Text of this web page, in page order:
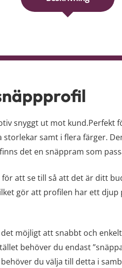
snyggt ut mot
samt i flera färger.
det en snäppram som
att se till så att det är ditt
gör att profilen har ett
möjligt att snabbt och
behöver du endast
du välja till detta i